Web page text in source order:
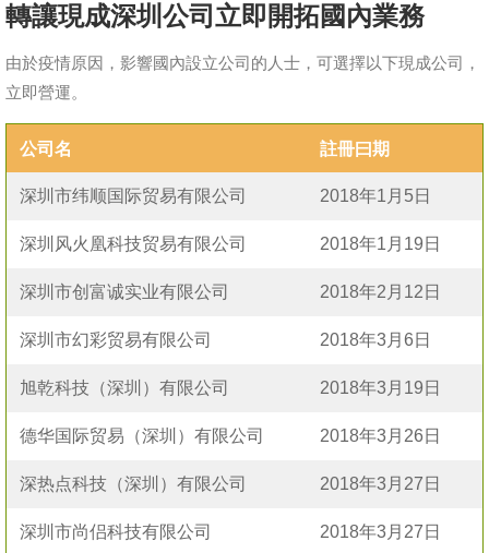
轉讓現成深圳公司立即開拓國內業務
由於疫情原因，影響國內設立公司的人士，可選擇以下現成公司，
立即營運。
公司名 註冊曰期
深圳市纬顺国际贸易有限公司 2018年1月5日
深圳风火凰科技贸易有限公司 2018年1月19日
深圳市创富诚实业有限公司 2018年2月12日
深圳市幻彩贸易有限公司 2018年3月6日
旭乾科技（深圳）有限公司 2018年3月19日
德华国际贸易（深圳）有限公司 2018年3月26日
深热点科技（深圳）有限公司 2018年3月27日
深圳市尚侣科技有限公司 2018年3月27日